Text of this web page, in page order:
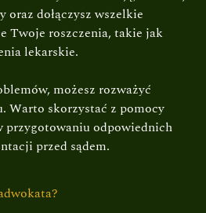
oraz dołączysz wszelkie
Twoje roszczenia, takie jak
lekarskie.
możesz rozważyć
Warto skorzystać z pomocy
przygotowaniu odpowiednich
przed sądem.